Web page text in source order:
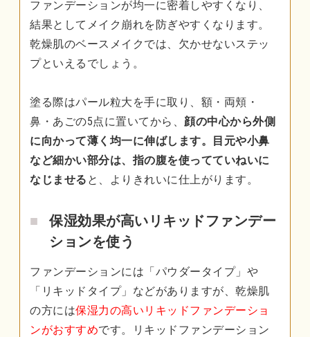
ファンデーションが均一に密着しやすくなり、
結果としてメイク崩れを防ぎやすくなります。
乾燥肌のベースメイクでは、欠かせないステッ
プといえるでしょう。
塗る際はパール粒大を手に取り、額・両頬・
鼻・あごの5点に置いてから、 顔の中心から外側
に向かって薄く均一に伸ばします。目元や小鼻
など細かい部分は、指の腹を使ってていねいに
なじませる と、よりきれいに仕上がります。
保湿効果が高いリキッドファンデー
ションを使う
ファンデーションには「パウダータイプ」や
「リキッドタイプ」などがありますが、乾燥肌
の方には保湿力の高いリキッドファンデーショ
ンがおすすめです。リキッドファンデーション